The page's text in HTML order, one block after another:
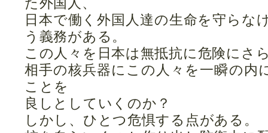
日本で働く外国人達の生命を守らな
う義務がある。
この人々を日本は無抵抗に危険にさ
相手の核兵器にこの人々を一瞬の内
ことを
良しとしていくのか？
しかし、ひとつ危惧する点がある。